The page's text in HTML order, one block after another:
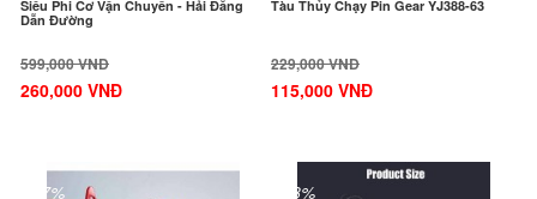
Siêu Phi Cơ Vận Chuyển - Hải Đăng
Dẫn Đường
599,000 VNĐ
260,000 VNĐ
Tàu Thủy Chạy Pin Gear YJ388-63
229,000 VNĐ
115,000 VNĐ
-47% -28%